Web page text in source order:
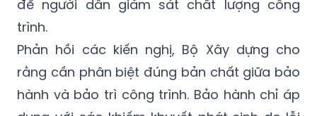
Phản hồi các kiến nghị, Bộ Xây dựng cho
rằng cần phân biệt đúng bản chất giữa bảo
hành và bảo trì công trình. Bảo hành chỉ áp
dụng với các khiếm khuyết phát sinh do lỗi
thi công của nhà thầu trong một khoảng